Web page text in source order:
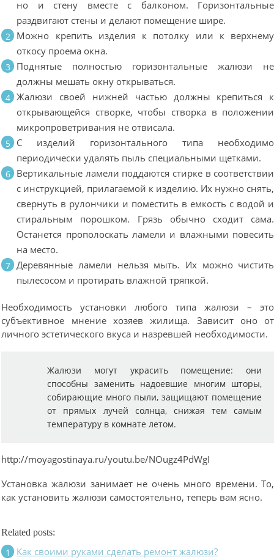
но и стену вместе с балконом. Горизонтальные
раздвигают стены и делают помещение шире.
Можно крепить изделия к потолку или к верхнему
откосу проема окна.
Поднятые полностью горизонтальные жалюзи не
должны мешать окну открываться.
Жалюзи своей нижней частью должны крепиться к
открывающейся створке, чтобы створка в положении
микропроветривания не отвисала.
С изделий горизонтального типа необходимо
периодически удалять пыль специальными щетками.
Вертикальные ламели поддаются стирке в соответствии
с инструкцией, прилагаемой к изделию. Их нужно снять,
свернуть в рулончики и поместить в емкость с водой и
стиральным порошком. Грязь обычно сходит сама.
Останется прополоскать ламели и влажными повесить
на место.
Деревянные ламели нельзя мыть. Их можно чистить
пылесосом и протирать влажной тряпкой.
Необходимость установки любого типа жалюзи – это
субъективное мнение хозяев жилища. Зависит оно от
личного эстетического вкуса и назревшей необходимости.
Жалюзи могут украсить помещение: они
способны заменить надоевшие многим шторы,
собирающие много пыли, защищают помещение
от прямых лучей солнца, снижая тем самым
температуру в комнате летом.
http://moyagostinaya.ru/youtu.be/NOugz4PdWgI
Установка жалюзи занимает не очень много времени. То,
как установить жалюзи самостоятельно, теперь вам ясно.
Related posts:
Как своими руками сделать ремонт жалюзи?